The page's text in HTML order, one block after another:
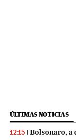
ÚLTIMAS NOTICIAS
12:15 Bolsonaro, a